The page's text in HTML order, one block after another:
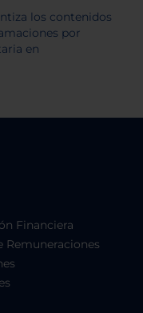
Financiera
Remuneraciones